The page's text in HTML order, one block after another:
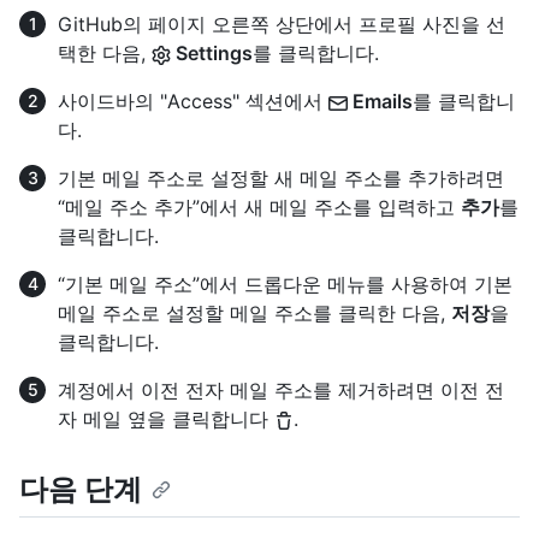
GitHub의 페이지 오른쪽 상단에서 프로필 사진을 선
택한 다음,
Settings를 클릭합니다.
사이드바의 "Access" 섹션에서
Emails를 클릭합니
다.
기본 메일 주소로 설정할 새 메일 주소를 추가하려면
“메일 주소 추가”에서 새 메일 주소를 입력하고 추가를
클릭합니다.
“기본 메일 주소”에서 드롭다운 메뉴를 사용하여 기본
메일 주소로 설정할 메일 주소를 클릭한 다음, 저장을
클릭합니다.
계정에서 이전 전자 메일 주소를 제거하려면 이전 전
자 메일 옆을 클릭합니다
.
다음 단계